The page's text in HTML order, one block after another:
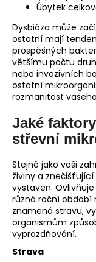
Úbytek
Dysbióza může
ostatní mají
prospěšných
většímu počtu
nebo invazivních
ostatní
rozmanitost
Jaké
střevní
Stejně jako vaši
živiny a
vystaven.
různá roční období
znamená stravu,
organismům
vyprazdňování.
Strava